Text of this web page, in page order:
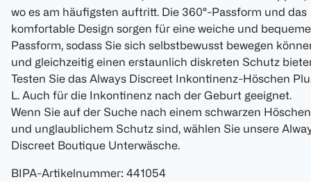
wo es am häufigsten auftritt. Die 360°-Passform und das
komfortable Design sorgen für eine weiche und bequeme
Passform, sodass Sie sich selbstbewusst bewegen
und gleichzeitig einen erstaunlich diskreten Schutz
Testen Sie das Always Discreet Inkontinenz-Höschen
L. Auch für die Inkontinenz nach der Geburt geeignet.
Wenn Sie auf der Suche nach einem schwarzen Höschen
und unglaublichem Schutz sind, wählen Sie unsere
Discreet Boutique Unterwäsche.
BIPA-Artikelnummer: 441054